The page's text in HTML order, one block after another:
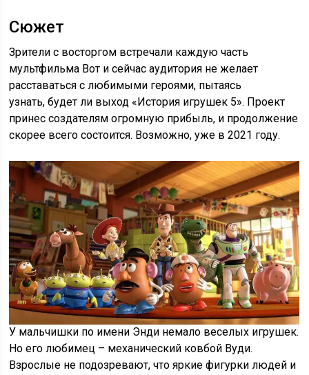
Сюжет
Зрители с восторгом встречали каждую часть
мультфильма Вот и сейчас аудитория не желает
расставаться с любимыми героями, пытаясь
узнать, будет ли выход «История игрушек 5». Проект
принес создателям огромную прибыль, и продолжение
скорее всего состоится. Возможно, уже в 2021 году.
У мальчишки по имени Энди немало веселых игрушек.
Но его любимец – механический ковбой Вуди.
Взрослые не подозревают, что яркие фигурки людей и